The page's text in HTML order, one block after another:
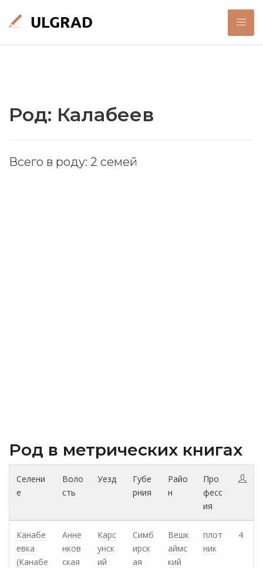
Род: Калабеев
Всего в роду: 2 семей
Род в метрических книгах
Селени
е
Воло
сть
Уезд
Губе
рния
Райо
н
Про
фесс
ия
Канабе
евка
(Канабе
Анне
нков
ская
Карс
унск
ий
Симб
ирск
ая
Вешк
аймс
кий
плот
ник
4